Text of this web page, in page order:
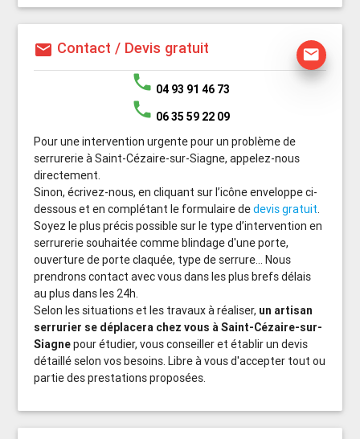
mail Contact / Devis gratuit mail
phone 04 93 91 46 73
phone 06 35 59 22 09
Pour une intervention urgente pour un problème de
serrurerie à Saint-Cézaire-sur-Siagne, appelez-nous
directement.
Sinon, écrivez-nous, en cliquant sur l’icône enveloppe ci-
dessous et en complétant le formulaire dedevis gratuit.
Soyez le plus précis possible sur le type d’intervention en
serrurerie souhaitée comme blindage d'une porte,
ouverture de porte claquée, type de serrure... Nous
prendrons contact avec vous dans les plus brefs délais
au plus dans les 24h.
Selon les situations et les travaux à réaliser, un artisan
serrurier se déplacera chez vous à Saint-Cézaire-sur-
Siagnepour étudier, vous conseiller et établir un devis
détaillé selon vos besoins. Libre à vous d'accepter tout ou
partie des prestations proposées.